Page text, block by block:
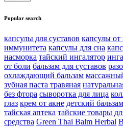
Popular search
капсулы для суставов капсулы от
иммунитета капсулы для сна
насморка тайский ингалятор
от боли бальзам для суставов
охлаждающий бальзам
зубная паста травяная
без фтора сыворотка для лица
глаз крем от акне детский бальзам
тайская аптека тайские товары
средства Green Thai Balm Herbal